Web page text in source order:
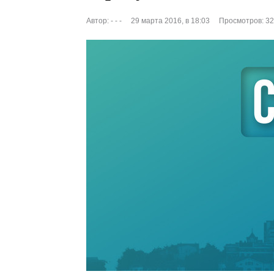
Автор: - - - 29 марта 2016, в 18:03 Просмотров: